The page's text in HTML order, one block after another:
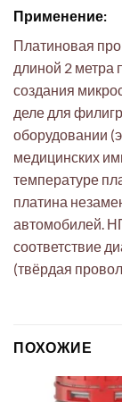
Применение:
Платиновая
длиной 2 метра
создания
деле для
оборудовании
медицинских
температуре
платина
автомобилей.
соответствие
(твёрдая
ПОХОЖИЕ